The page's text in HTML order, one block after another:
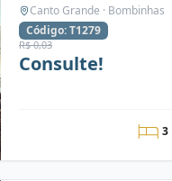
Canto Grande · Bombinhas
Código: T1279
R$ 0,03
Consulte!
3